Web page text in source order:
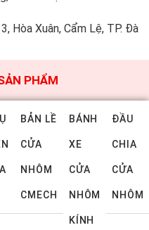
Hòa Xuân, Cẩm Lệ, TP. Đà
PHẨM
BẢN LỀ
CỬA
NHÔM
CMECH
BÁNH
XE
CỬA
NHÔM
KÍNH
ĐẦU
CHIA
CỬA
NHÔM